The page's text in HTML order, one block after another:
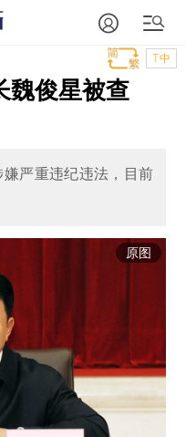
T中
魏俊星被查
严重违纪违法，目前
原图